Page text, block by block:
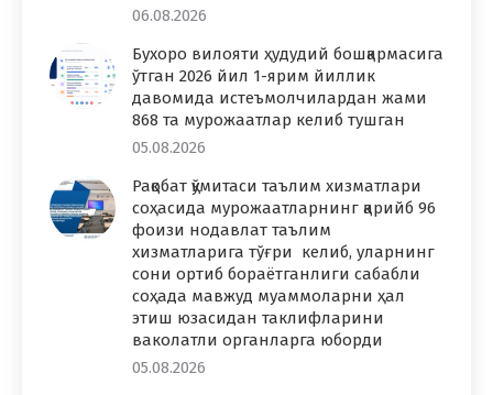
06.08.2026
Бухоро вилояти ҳудудий бошқармасига
ўтган 2026 йил 1-ярим йиллик
давомида истеъмолчилардан жами
868 та мурожаатлар келиб тушган
05.08.2026
Рақобат қўмитаси таълим хизматлари
соҳасида мурожаатларнинг қарийб 96
фоизи нодавлат таълим
хизматларига тўғри келиб, уларнинг
сони ортиб бораётганлиги сабабли
соҳада мавжуд муаммоларни ҳал
этиш юзасидан таклифларини
ваколатли органларга юборди
05.08.2026